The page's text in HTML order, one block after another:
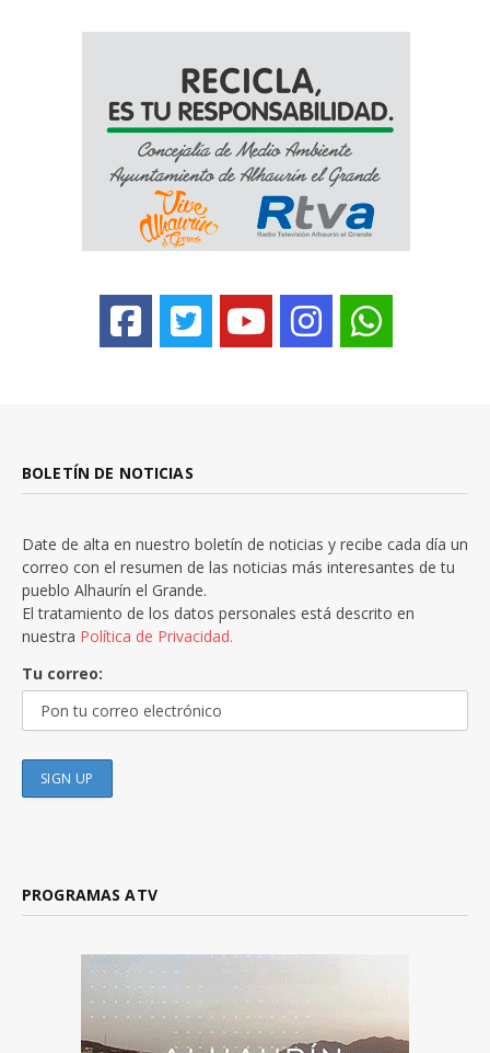
BOLETÍN DE NOTICIAS
Date de alta en nuestro boletín de noticias y recibe cada día un
correo con el resumen de las noticias más interesantes de tu
pueblo Alhaurín el Grande.
El tratamiento de los datos personales está descrito en
nuestra Política de Privacidad.
Tu correo:
PROGRAMAS ATV